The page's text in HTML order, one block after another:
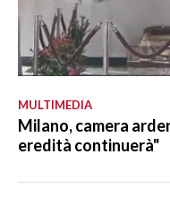
MULTIMEDIA
Milano, camera
eredità continuerà"